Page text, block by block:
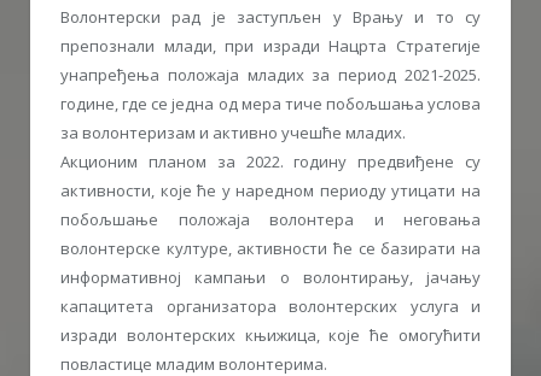
Волонтерски рад је заступљен у Врању и то су
препознали млади, при изради Нацрта Стратегије
унапређења положаја младих за период 2021-2025.
године, где се једна од мера тиче побољшања услова
за волонтеризам и активно учешће младих.
Акционим планом за 2022. годину предвиђене су
активности, које ће у наредном периоду утицати на
побољшање положаја волонтера и неговања
волонтерске културе, активности ће се базирати на
информативној кампањи о волонтирању, јачању
капацитета организатора волонтерских услуга и
изради волонтерских књижица, које ће омогућити
повластице младим волонтерима.